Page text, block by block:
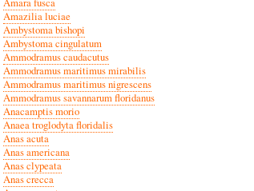
Amazilia luciae
Ambystoma bishopi
Ambystoma cingulatum
Ammodramus caudacutus
Ammodramus maritimus mirabilis
Ammodramus maritimus nigrescens
Ammodramus savannarum floridanus
Anacamptis morio
Anaea troglodyta floridalis
Anas acuta
Anas americana
Anas clypeata
Anas crecca